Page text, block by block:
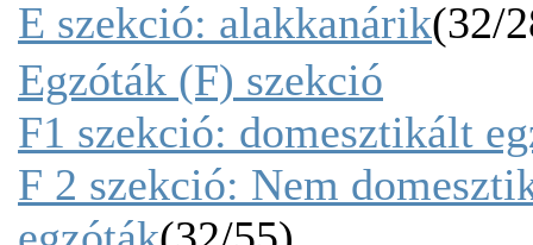
E szekció: alakkanárik(32/
Egzóták (F) szekció
F1 szekció: domesztikált
F 2 szekció: Nem